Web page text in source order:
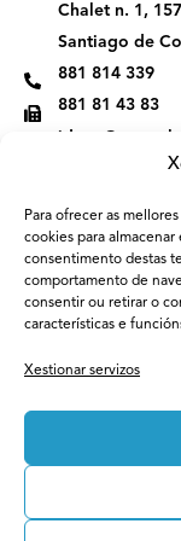
Para ofrecer as
cookies para
consentimento destas
comportamento de
consentir ou retirar o
características e
Xestionar servizos
Chalet n. 1,
Santiago de
881 814 339
881 81 43 83
idega@usc.gal